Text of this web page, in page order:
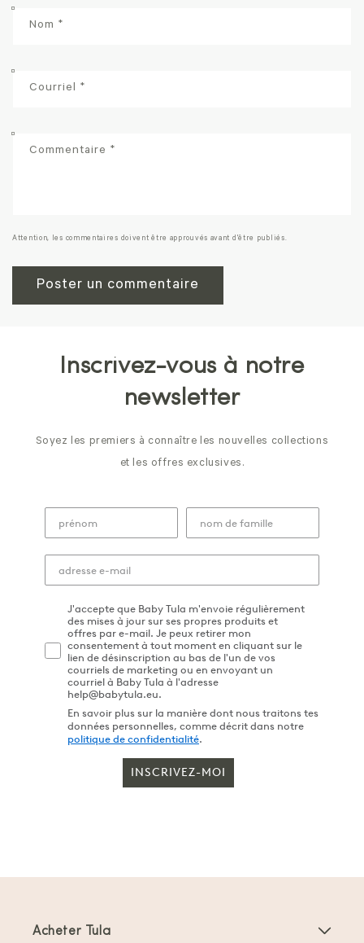
Nom *
Courriel *
Commentaire *
Attention, les commentaires doivent être approuvés avant d'être publiés.
Inscrivez-vous à notre
newsletter
Soyez les premiers à connaître les nouvelles collections
et les offres exclusives.
J'accepte que Baby Tula m'envoie régulièrement
des mises à jour sur ses propres produits et
offres par e-mail. Je peux retirer mon
consentement à tout moment en cliquant sur le
lien de désinscription au bas de l'un de vos
courriels de marketing ou en envoyant un
courriel à Baby Tula à l'adresse
help@babytula.eu.
En savoir plus sur la manière dont nous traitons tes
données personnelles, comme décrit dans notre
politique de confidentialité.
INSCRIVEZ-MOI
Acheter Tula